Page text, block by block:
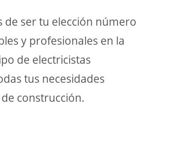
de ser tu elección número
y profesionales en la
de electricistas
tus necesidades
construcción.